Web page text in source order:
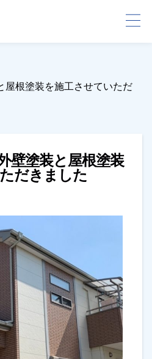
屋根塗装を施工させていただ
壁塗装と屋根塗装
だきました